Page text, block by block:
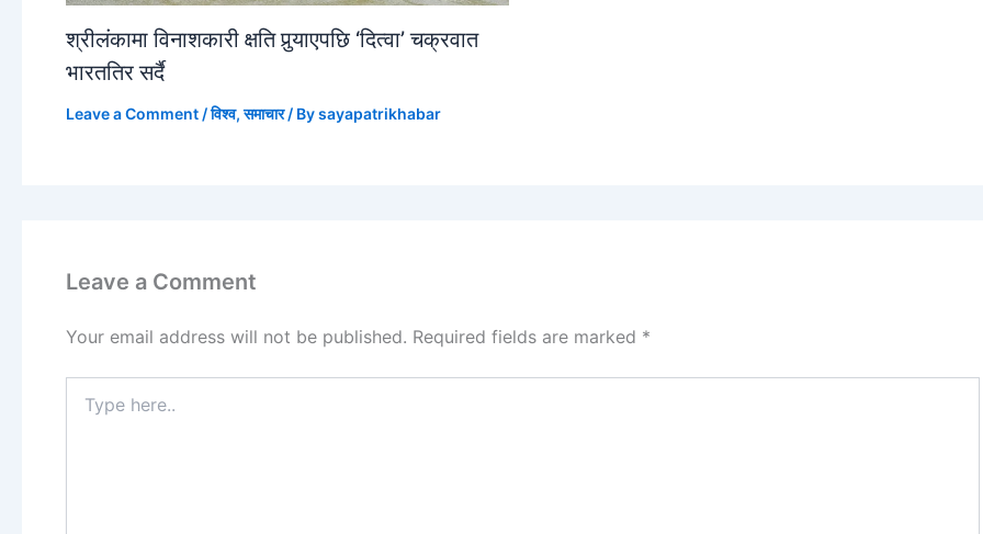
श्रीलंकामा विनाशकारी क्षति पुर्‍याएपछि ‘दित्वा’ चक्रवात
भारततिर सर्दै
Leave a Comment /विश्व,समाचार/ Bysayapatrikhabar
Leave a Comment
Your email address will not be published. Required fields are marked *
here..